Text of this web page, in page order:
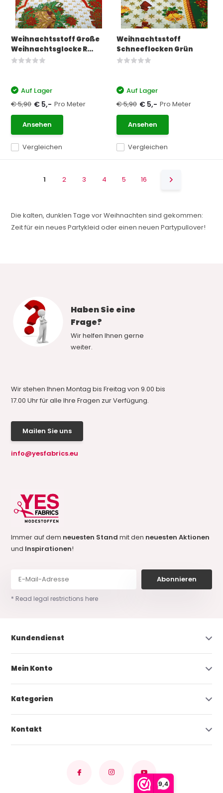
9,4
Weihnachtsstoff Große
Weihnachtsglocke R...
Vergleichen
Auf Lager
€ 5,90 € 5,- Pro Meter
Ansehen
Weihnachtsstoff
Schneeflocken Grün
Vergleichen
Auf Lager
€ 5,90 € 5,- Pro Meter
Ansehen
1 2 3 4 5 16
Die kalten, dunklen Tage vor Weihnachten sind gekommen:
Zeit für ein neues Partykleid oder einen neuen Partypullover!
Haben Sie eine
Frage?
Wir helfen Ihnen gerne
weiter.
Wir stehen Ihnen Montag bis Freitag von 9.00 bis
17.00 Uhr für alle Ihre Fragen zur Verfügung.
Mailen Sie uns
info@yesfabrics.eu
Immer auf dem neuesten Standmit den neuesten Aktionen
und Inspirationen!
Abonnieren
* Read legal restrictions here
Kundendienst
Mein Konto
Kategorien
Kontakt